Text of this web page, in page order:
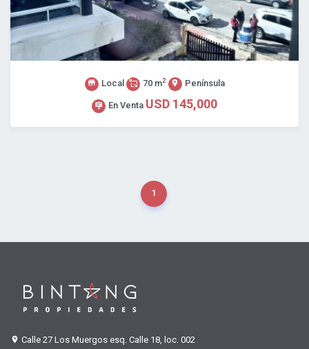
Local 70 m2 Península
En Venta USD 145,000
1
Calle 27 Los Muergos esq. Calle 18, loc. 002